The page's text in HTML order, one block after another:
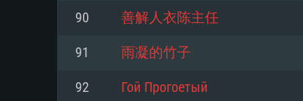
Mínimo
Mínimo
mais recente
Mínimo
do Linux de 64bit
90 善解人衣陈主任
91 雨凝的竹子
92 Гой Прогоетый